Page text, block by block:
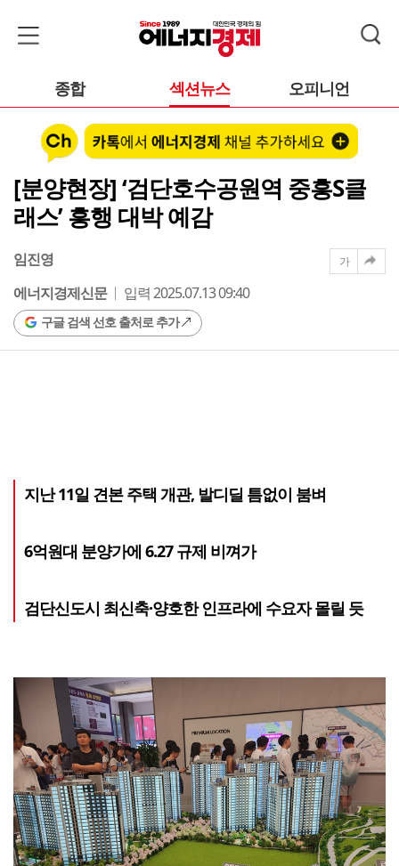
종합 섹션뉴스 오피니언
[분양현장] ‘검단호수공원역 중흥S클
래스’ 흥행 대박 예감
임진영
에너지경제신문
입력 2025.07.13 09:40
구글 검색 선호 출처로 추가
가
지난 11일 견본 주택 개관, 발디딜 틈없이 붐벼
6억원대 분양가에 6.27 규제 비껴가
검단신도시 최신축·양호한 인프라에 수요자 몰릴 듯